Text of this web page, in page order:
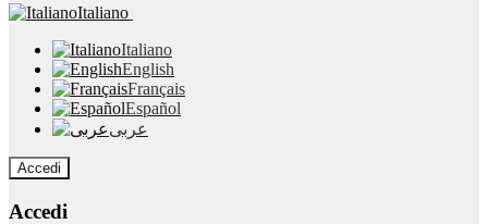
Italiano
Italiano
English
Français
Español
عربى
Accedi
Accedi